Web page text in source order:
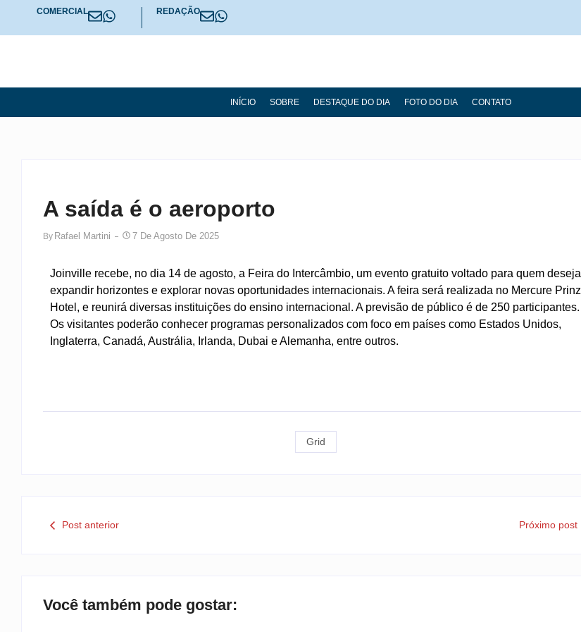
COMERCIAL REDAÇÃO
INÍCIO SOBRE DESTAQUE DO DIA FOTO DO DIA CONTATO
A saída é o aeroporto
By Rafael Martini 7 De Agosto De 2025
Joinville recebe, no dia 14 de agosto, a Feira do Intercâmbio, um evento gratuito voltado para quem deseja
expandir horizontes e explorar novas oportunidades internacionais. A feira será realizada no Mercure Prinz
Hotel, e reunirá diversas instituições do ensino internacional. A previsão de público é de 250 participantes.
Os visitantes poderão conhecer programas personalizados com foco em países como Estados Unidos,
Inglaterra, Canadá, Austrália, Irlanda, Dubai e Alemanha, entre outros.
Grid
Post anterior Próximo post
Você também pode gostar: